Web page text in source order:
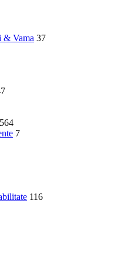
& Vama 37
564
7
116